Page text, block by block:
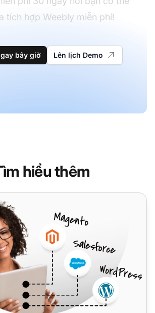
tích hợp Weebly miễn phí!
bây giờ Lên lịch Demo
hiểu thêm